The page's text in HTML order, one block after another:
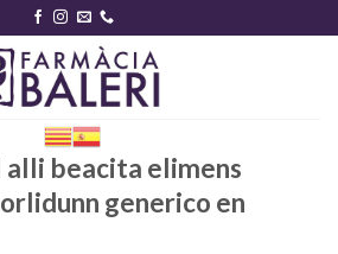
alli beacita elimens
generico en